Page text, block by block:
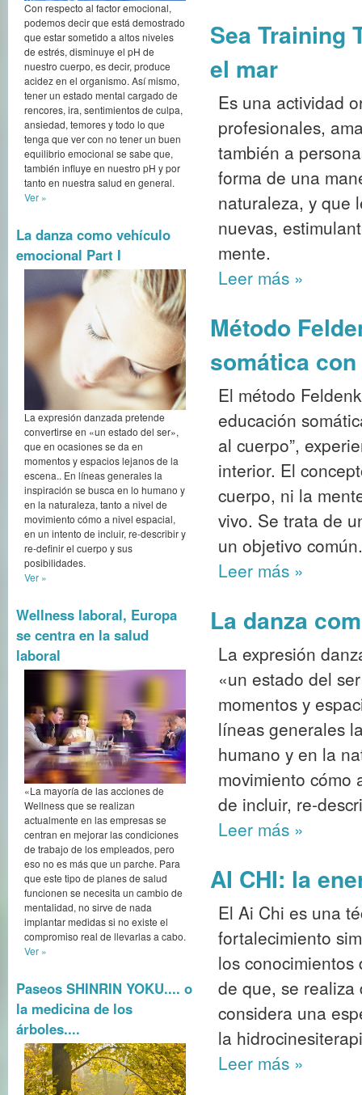
Con respecto al factor emocional,
podemos decir que está demostrado
que estar sometido a altos niveles
de estrés, disminuye el pH de
nuestro cuerpo, es decir, produce
acidez en el organismo. Así mismo,
tener un estado mental cargado de
rencores, ira, sentimientos de culpa,
ansiedad, temores y todo lo que
tenga que ver con no tener un buen
equilibrio emocional se sabe que,
también influye en nuestro pH y por
tanto en nuestra salud en general.
Ver »
La danza como vehículo
emocional Part I
La expresión danzada pretende
convertirse en «un estado del ser»,
que en ocasiones se da en
momentos y espacios lejanos de la
escena.. En líneas generales la
inspiración se busca en lo humano y
en la naturaleza, tanto a nivel de
movimiento cómo a nivel espacial,
en un intento de incluir, re-describir y
re-definir el cuerpo y sus
posibilidades.
Ver »
Wellness laboral, Europa
se centra en la salud
laboral
«La mayoría de las acciones de
Wellness que se realizan
actualmente en las empresas se
centran en mejorar las condiciones
de trabajo de los empleados, pero
eso no es más que un parche. Para
que este tipo de planes de salud
funcionen se necesita un cambio de
mentalidad, no sirve de nada
implantar medidas si no existe el
compromiso real de llevarlas a cabo.
Ver »
Paseos SHINRIN YOKU.... o
la medicina de los
árboles....
Sea Training
el mar
Es una actividad
profesionales,
también a
forma de una
naturaleza, y que
nuevas,
mente.
Leer más »
Método
somática
El método
educación
al cuerpo”,
interior. El
cuerpo, ni la
vivo. Se trata de
un objetivo común.
Leer más »
La danza
La expresión
«un estado del
momentos y
líneas generales
humano y en la
movimiento cómo
de incluir, re-
Leer más »
AI CHI: la
El Ai Chi es una
fortalecimiento
los
de que, se realiza
considera una
la
Leer más »